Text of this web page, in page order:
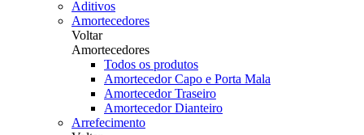
Aditivos
Amortecedores
Voltar
Amortecedores
Todos os produtos
Amortecedor Capo e Porta Mala
Amortecedor Traseiro
Amortecedor Dianteiro
Arrefecimento